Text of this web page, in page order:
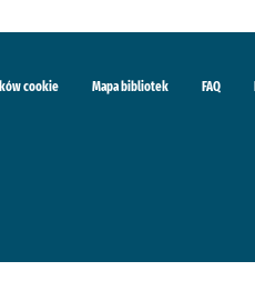
cookie Mapa bibliotek FAQ